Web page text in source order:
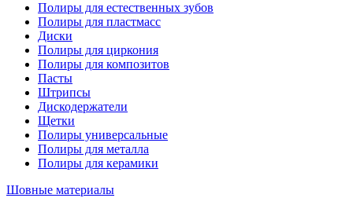
Полиры для естественных зубов
Полиры для пластмасс
Диски
Полиры для циркония
Полиры для композитов
Пасты
Штрипсы
Дискодержатели
Щетки
Полиры универсальные
Полиры для металла
Полиры для керамики
Шовные материалы